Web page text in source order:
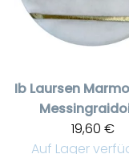
Ib Laursen
19,60 €
Auf Lager